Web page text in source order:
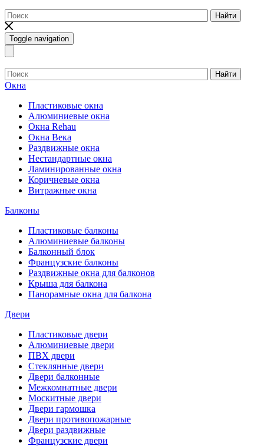
Найти
Toggle navigation
Найти
Окна
Пластиковые окна
Алюминиевые окна
Окна Rehau
Окна Века
Раздвижные окна
Нестандартные окна
Ламинированные окна
Коричневые окна
Витражные окна
Балконы
Пластиковые балконы
Алюминиевые балконы
Балконный блок
Французские балконы
Раздвижные окна для балконов
Крыша для балкона
Панорамные окна для балкона
Двери
Пластиковые двери
Алюминиевые двери
ПВХ двери
Стеклянные двери
Двери балконные
Межкомнатные двери
Москитные двери
Двери гармошка
Двери противопожарные
Двери раздвижные
Французские двери